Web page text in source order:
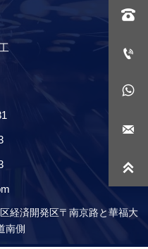
経済開発区〒南京路と華福大
南側




